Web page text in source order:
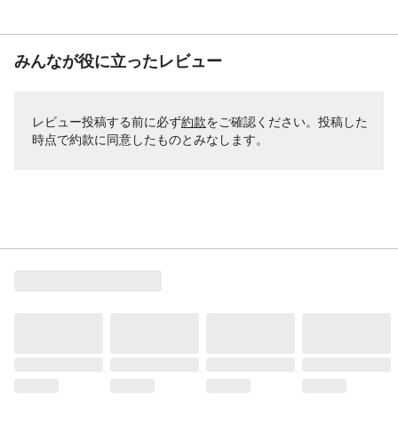
みんなが役に立ったレビュー
レビュー投稿する前に必ず約款をご確認ください。投稿した
時点で約款に同意したものとみなします。